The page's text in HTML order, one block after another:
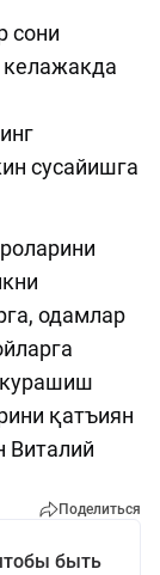
сони
келажакда
сусайишга
одамлар
курашиш
қатъиян
Виталий
Поделиться
быть